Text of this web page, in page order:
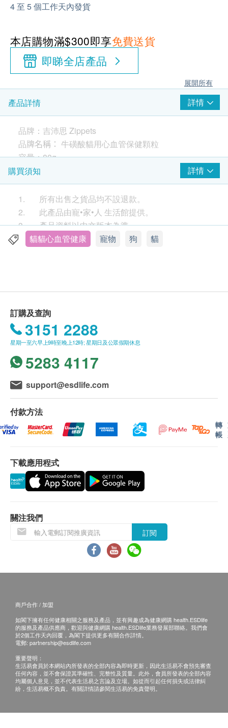
4 至 5 個工作天內發貨
本店購物滿$300即享免費送貨
即睇全店產品
展開所有
產品詳情 詳情
品牌： 吉沛思 Zippets
品牌名稱： 牛磺酸貓用心血管保健顆粒
容量：80g
適合寵物：貓
原產地：台灣
*本產品無法取代醫療行為，如有需要請諮詢獸醫師
成份及營養分析只作參考，請以包裝袋上的說明為
購買須知 詳情
1. 所有出售之貨品均不設退款。
2. 此產品由寵•家•人 生活館提供。
3. 產品資料以中文版本為準。
4. 如有任何爭議，寵•家•人 生活館及健康網購
HK$30運費。
2. 我們將於確定訂單後5個工作天內安排發貨。
3. 不排除運送時間會因節日而有所影響。當八號
烈風訊號懸掛或黑色暴雨警告生效時，送貨服務時間
將會延遲。
4. 所有訂單須視乎相關貨品的供應情況再作最後
確認。倘若生活易未能提供任何訂單上的貨品，生活
易有權拒絕接受該訂單，並且會於送貨前透過電話或
電郵通知顧客再作安排。
貨品質量保證，於顧客收到產品當日起計，食用期應
最少有3個月或以上。
1. 當顧客收取已訂購之貨品時，有責任檢查貨品
是否有損毀情況，一經確認簽收，恕不接受退換。
2. 退換產品必須包裝完整，如退換之產品有任何
殘缺或過期退回，供應商有權不受理。
3. 如有其他損壞或遺漏查詢，顧客必須保留有效
查詢熱線: 6690 0776
貓貓心血管健康 寵物 狗 貓
訂購及查詢
3151 2288
星期一至六早上9時至晚上12時; 星期日及公眾假期休息
5283 4117
support@esdlife.com
付款方法
轉
帳
下載應用程式
關注我們
訂閱
商戶合作 / 加盟
如閣下擁有任何健康相關之服務及產品，並有興趣成為健康網購 health.ESDlife
的服務及產品供應商，歡迎與健康網購 health.ESDlife業務發展部聯絡。我們會
於2個工作天內回覆，為閣下提供更多有關合作詳情。
電郵: partnership@esdlife.com
重要聲明：
生活易會員於本網站內所發表的全部內容為即時更新，因此生活易不會預先審查
任何內容，並不會保證其準確性、完整性及質量。此外，會員所發表的全部內容
均屬個人意見，並不代表生活易之言論及立場。如從而引起任何損失或法律糾
紛，生活易概不負責。有關詳情請參閱生活易的免責聲明。